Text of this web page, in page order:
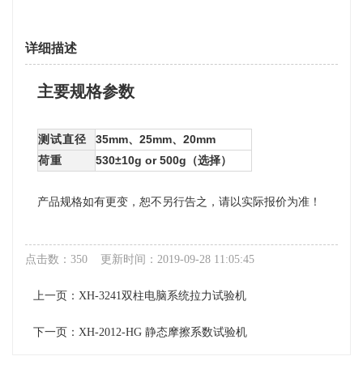
详细描述
主要规格参数
测试直径
35mm、25mm、20mm
荷重
530±10g or 500g（选择）
产品规格如有更变，恕不另行告之，请以实际报价为准！
点击数：350 更新时间：2019-09-28 11:05:45
上一页： XH-3241双柱电脑系统拉力试验机
下一页： XH-2012-HG 静态摩擦系数试验机